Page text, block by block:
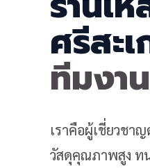
ศรีสะ
ทีมงา
เราคือผู้เชี่ยวชา
วัสดุคุณภาพสูง ท